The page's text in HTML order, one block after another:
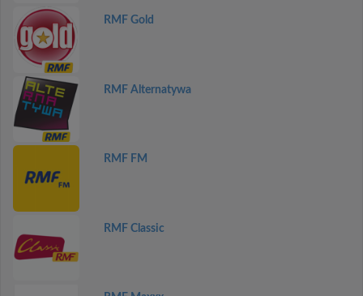
RMF Gold
RMF Alternatywa
RMF FM
RMF Classic